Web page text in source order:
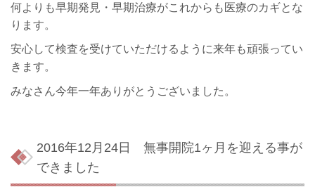
何よりも早期発見・早期治療がこれからも医療のカギとな
ります。
安心して検査を受けていただけるように来年も頑張ってい
きます。
みなさん今年一年ありがとうございました。
2016年12月24日 無事開院1ヶ月を迎える事が
できました